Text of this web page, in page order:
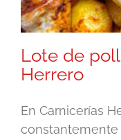
Lote de
Herrero
En Carnicerías
constantemente